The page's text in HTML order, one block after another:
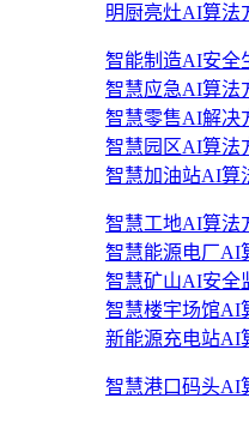
明厨亮灶AI算法
智能制造AI安全
智慧应急AI算法
智慧零售AI解决
智慧园区AI算法
智慧加油站AI算
智慧工地AI算法
智慧能源电厂AI
智慧矿山AI安全
智慧楼宇场馆AI
新能源充电站AI
智慧港口码头AI